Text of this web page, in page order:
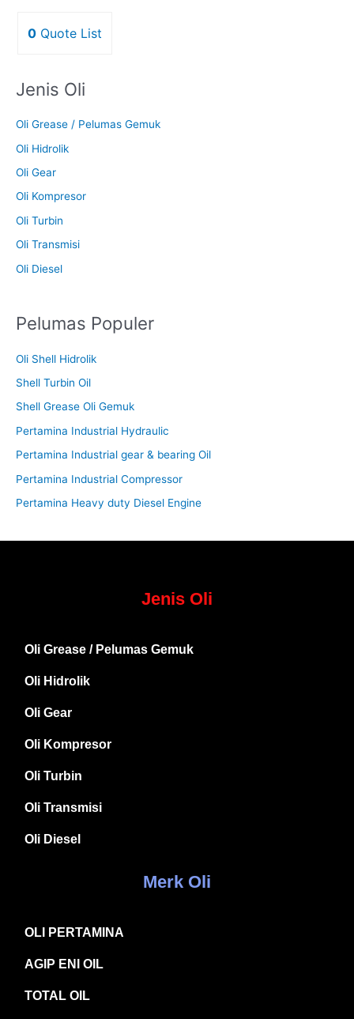
0 Quote List
Jenis Oli
Oli Grease / Pelumas Gemuk
Oli Hidrolik
Oli Gear
Oli Kompresor
Oli Turbin
Oli Transmisi
Oli Diesel
Pelumas Populer
Oli Shell Hidrolik
Shell Turbin Oil
Shell Grease Oli Gemuk
Pertamina Industrial Hydraulic
Pertamina Industrial gear & bearing Oil
Pertamina Industrial Compressor
Pertamina Heavy duty Diesel Engine
Jenis Oli
Oli Grease / Pelumas Gemuk
Oli Hidrolik
Oli Gear
Oli Kompresor
Oli Turbin
Oli Transmisi
Oli Diesel
Merk Oli
OLI PERTAMINA
AGIP ENI OIL
TOTAL OIL